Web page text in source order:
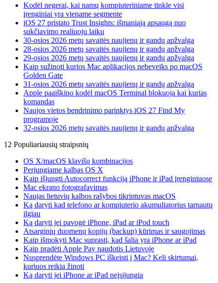
Kodėl negerai, kai namų kompiuteriniame tinkle visi
įrenginiai yra viename segmente
iOS 27 pristato Trust Insights: išmaniąją apsaugą nuo
sukčiavimo realiuoju laiku
30-osios 2026 metų savaitės naujienų ir gandų apžvalga
28-osios 2026 metų savaitės naujienų ir gandų apžvalga
29-osios 2026 metų savaitės naujienų ir gandų apžvalga
Kaip sužinoti kurios Mac aplikacijos nebeveiks po macOS
Golden Gate
31-osios 2026 metų savaitės naujienų ir gandų apžvalga
Apple paaiškino kodėl macOS Terminal blokuoja kai kurias
komandas
Naujos vietos bendrinimo parinktys iOS 27 Find My
programoje
32-osios 2026 metų savaitės naujienų ir gandų apžvalga
12 Populiariausių straipsnių
OS X/macOS klavišų kombinacijos
Perjungiame kalbas OS X
Kaip išjungti Autocorrect funkciją iPhone ir iPad įrenginiuose
Mac ekrano fotografavimas
Naujas lietuvių kalbos rašybos tikrintuvas macOS
Ką daryti kad telefono ar kompiuterio akumuliatorius tarnautų
ilgiau
Ką daryti jei pavogė iPhone, iPad ar iPod touch
Atsarginių duomenų kopijų (backup) kūrimas ir saugojimas
Kaip išmokyti Mac suprasti, kad šalia yra iPhone ar iPad
Kaip pradėti Apple Pay naudotis Lietuvoje
Nusprendėte Windows PC iškeisti į Mac? Keli skirtumai,
kuriuos reikia žinoti
Ką daryti jei iPhone ar iPad neįsijungia